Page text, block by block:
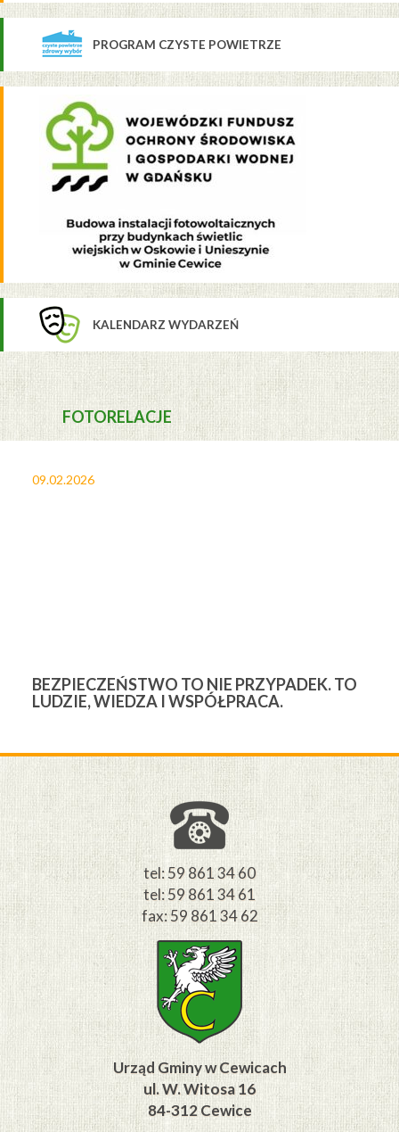
PROGRAM CZYSTE POWIETRZE
KALENDARZ WYDARZEŃ
FOTORELACJE
09.02.2026
BEZPIECZEŃSTWO TO NIE PRZYPADEK. TO
LUDZIE, WIEDZA I WSPÓŁPRACA.
tel: 59 861 34 60
tel: 59 861 34 61
fax: 59 861 34 62
Urząd Gminy w Cewicach
ul. W. Witosa 16
84-312 Cewice